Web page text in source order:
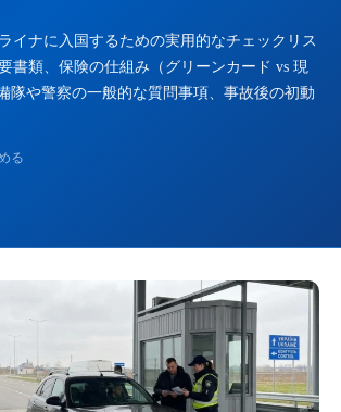
イナに入国するための実用的なチェックリス
書類、保険の仕組み（グリーンカード vs 現
隊や警察の一般的な質問事項、事故後の初動
る